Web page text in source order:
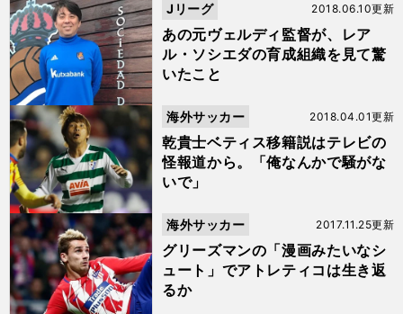
あの元ヴェルディ監督が、レア
ル・ソシエダの育成組織を見て驚
いたこと
2018.06.10更新
Jリーグ
乾貴士ベティス移籍説はテレビの
怪報道から。「俺なんかで騒がな
いで」
2018.04.01更新
海外サッカー
グリーズマンの「漫画みたいなシ
ュート」でアトレティコは生き返
るか
2017.11.25更新
海外サッカー